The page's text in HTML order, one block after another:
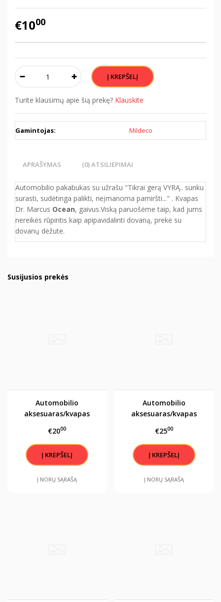
€1000
Turite klausimų apie šią prekę? Klauskite
Gamintojas: Mildeco
APRAŠYMAS (0) ATSILIEPIMAI
Automobilio pakabukas su užrašu "Tikrai gerą VYRĄ.. sunku
surasti, sudėtinga palikti, neįmanoma pamiršti..." . Kvapas
Dr. Marcus Ocean, gaivus.Viską paruošėme taip, kad jums
nereikės rūpintis kaip apipavidalinti dovaną, prekė su
dovanų dėžute.
Susijusios prekės
Automobilio
aksesuaras/kvapas
€2000
Į NORŲ SĄRAŠĄ
Automobilio
aksesuaras/kvapas
€2500
Į NORŲ SĄRAŠĄ